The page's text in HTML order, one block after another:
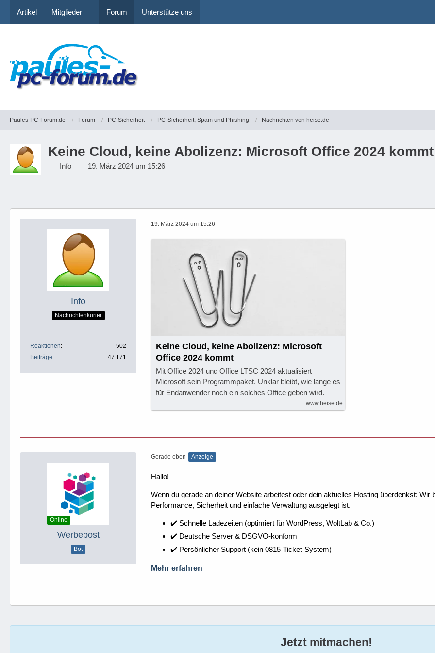
Artikel Mitglieder Forum Unterstütze uns
Paules-PC-Forum.de Forum PC-Sicherheit PC-Sicherheit, Spam und Phishing Nachrichten von heise.de
Keine Cloud, keine Abolizenz: Microsoft Office 2024 kommt
Info 19. März 2024 um 15:26
Info
Nachrichtenkurier
Reaktionen
502
Beiträge
47.171
19. März 2024 um 15:26
Keine Cloud, keine Abolizenz: Microsoft
Office 2024 kommt
Mit Office 2024 und Office LTSC 2024 aktualisiert
Microsoft sein Programmpaket. Unklar bleibt, wie lange es
für Endanwender noch ein solches Office geben wird.
www.heise.de
Online
Werbepost
Bot
Gerade eben Anzeige
Hallo!
Wenn du gerade an deiner Website arbeitest oder dein aktuelles Hosting überdenkst:
Performance, Sicherheit und einfache Verwaltung ausgelegt ist.
✔️ Schnelle Ladezeiten (optimiert für WordPress, WoltLab & Co.)
✔️ Deutsche Server & DSGVO-konform
✔️ Persönlicher Support (kein 0815-Ticket-System)
Mehr erfahren
Jetzt mitmachen!